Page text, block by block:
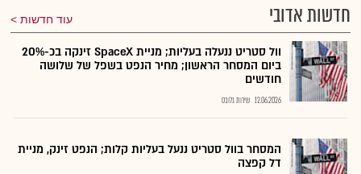
חדשות אדובי עוד חדשות
וול סטריט ננעלה בעליות; מניית SpaceX זינקה בכ-20%
ביום המסחר הראשון; מחיר הנפט בשפל של שלושה
חודשים
12.06.2026 שירות גלובס
המסחר בוול סטריט ננעל בעליות קלות; הנפט זינק, מניית
דל קפצה